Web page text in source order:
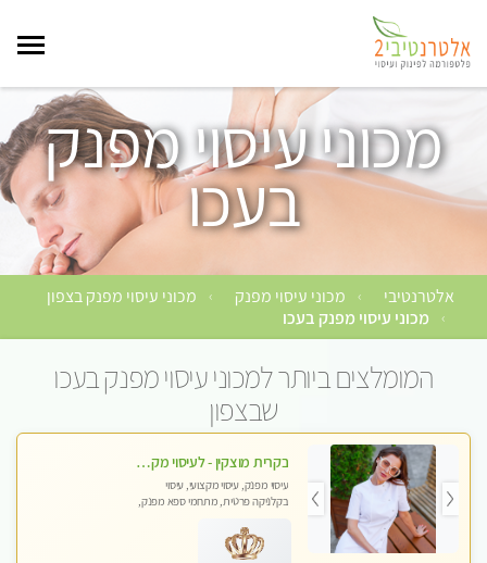
מכוני עיסוי מפנק
בעכו
אלטרנטיבי › מכוני עיסוי מפנק › מכוני עיסוי מפנק בצפון
› מכוני עיסוי מפנק בעכו
המומלצים ביותר למכוני עיסוי מפנק בעכו
שבצפון
בקרית מוצקין - לעיסוי מקצועי ואיכותי מומלץ מאוד!! מעסה פרטית בוא ותבין מזה עיסוי … ❤️ ללא מין !!
עיסוי מפנק, עיסוי מקצועי, עיסוי
בקלניקה פרטית, מתחמי ספא מפנק,